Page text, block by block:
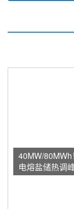
40MW/
电熔盐储热调